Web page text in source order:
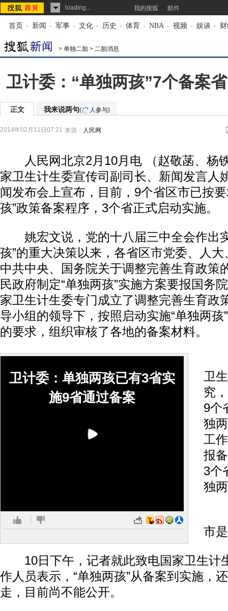
loading... 我的搜狐 邮件
首页 - 新闻 - 军事 - 文化 - 历史 - 体育 - NBA - 视频 - 娱谈 -
> 单独二胎 > 二胎消息
卫计委：“单独两孩”7个备案
正文 我来说两句( 人参与)
2014年02月11日07:21 来源： 人民网
人民网北京2月10月电 （赵敬菡、杨
家卫生计生委宣传司副司长、新闻发言人
闻发布会上宣布，目前，9个省区市已按
孩”政策备案程序，3个省正式启动实施。
姚宏文说，党的十八届三中全会作出
孩”的重大决策以来，各省区市党委、人
中共中央、国务院关于调整完善生育政策
民政府制定“单独两孩”实施方案要报国务
家卫生计生委专门成立了调整完善生育政
导小组的领导下，按照启动实施“单独两孩
的要求，组织审核了各地的备案材料。
卫计委：单独两孩已有3省实
施9省通过备案
卫
究
9个
独
工
报
3个
独
市
10日下午，记者就此致电国家卫生计
作人员表示，“单独两孩”从备案到实施，
走，目前尚不能公开。